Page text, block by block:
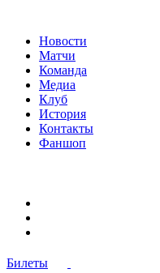
Новости
Матчи
Команда
Медиа
Клуб
История
Контакты
Фаншоп
Билеты